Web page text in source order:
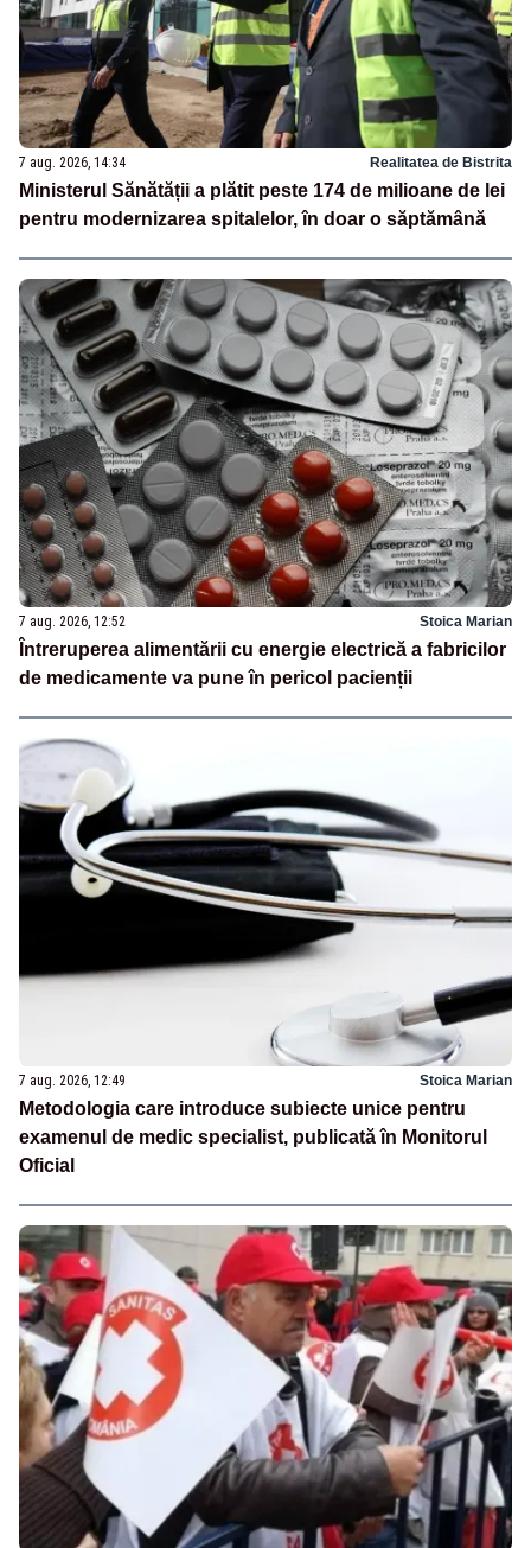
7 aug. 2026, 14:34 Realitatea de Bistrita
Ministerul Sănătății a plătit peste 174 de milioane de lei
pentru modernizarea spitalelor, în doar o săptămână
7 aug. 2026, 12:52 Stoica Marian
Întreruperea alimentării cu energie electrică a fabricilor
de medicamente va pune în pericol pacienții
7 aug. 2026, 12:49 Stoica Marian
Metodologia care introduce subiecte unice pentru
examenul de medic specialist, publicată în Monitorul
Oficial